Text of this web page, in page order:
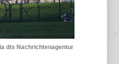
dts Nachrichtenagentur